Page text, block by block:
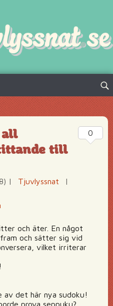
Sök
till
| Tjuvlyssnat
|
och äter. En något
och sätter sig vid
vilket irriterar
av det här nya sudoku!
prova seppuku?
0